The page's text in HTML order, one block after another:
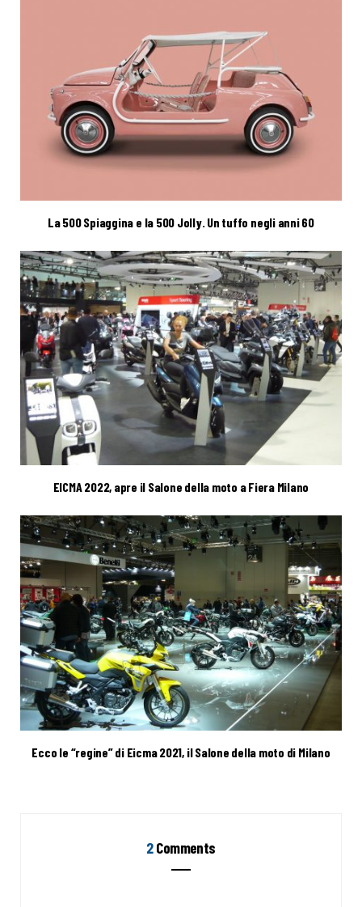
La 500 Spiaggina e la 500 Jolly. Un tuffo negli anni 60
EICMA 2022, apre il Salone della moto a Fiera Milano
Ecco le “regine” di Eicma 2021, il Salone della moto di Milano
2Comments